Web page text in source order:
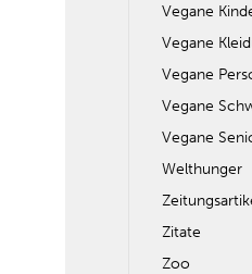
Vegane
Vegane
Vegane
Vegane
Vegane
Welthunger
Zitate
Zoo